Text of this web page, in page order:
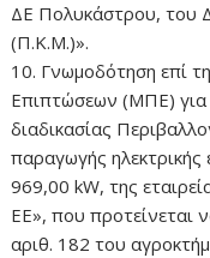
ΔΕ Πολυκάστρου, του
(Π.Κ.Μ.)».
10. Γνωμοδότηση επί
Επιπτώσεων (ΜΠΕ) για
διαδικασίας
παραγωγής ηλεκτρικής
969,00 kW, της
ΕΕ», που προτείνεται
αριθ. 182 του